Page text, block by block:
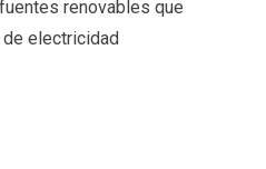
renovables que
electricidad